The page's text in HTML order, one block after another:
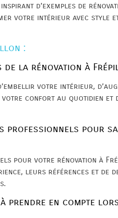
d’exemples de
votre intérieur avec style et
:
de la rénovation à
votre intérieur,
votre confort au quotidien et
professionnels pour
pour votre rénovation à
leurs références et de
prendre en compte